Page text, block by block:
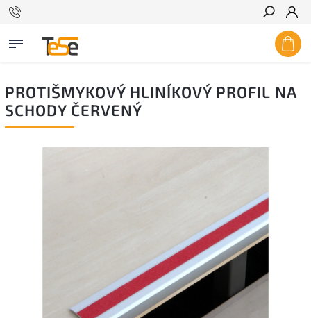
Hľadať
PROTIŠMYKOVÝ HLINÍKOVÝ PROFIL NA
SCHODY ČERVENÝ